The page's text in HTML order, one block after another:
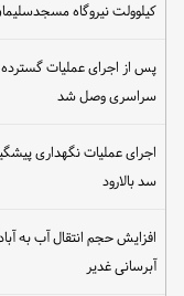
کیلوولت نیروگاه مسجدسلیمان
سراسری وصل شد
اجرای عملیات نگهداری
سد بالارود
افزایش حجم انتقال آب به
آبرسانی غدیر